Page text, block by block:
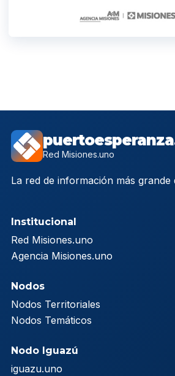
Red Misiones.uno
La red de información más grande
Institucional
Red Misiones.uno
Agencia Misiones.uno
Nodos
Nodos Territoriales
Nodos Temáticos
Nodo Iguazú
iguazu.uno